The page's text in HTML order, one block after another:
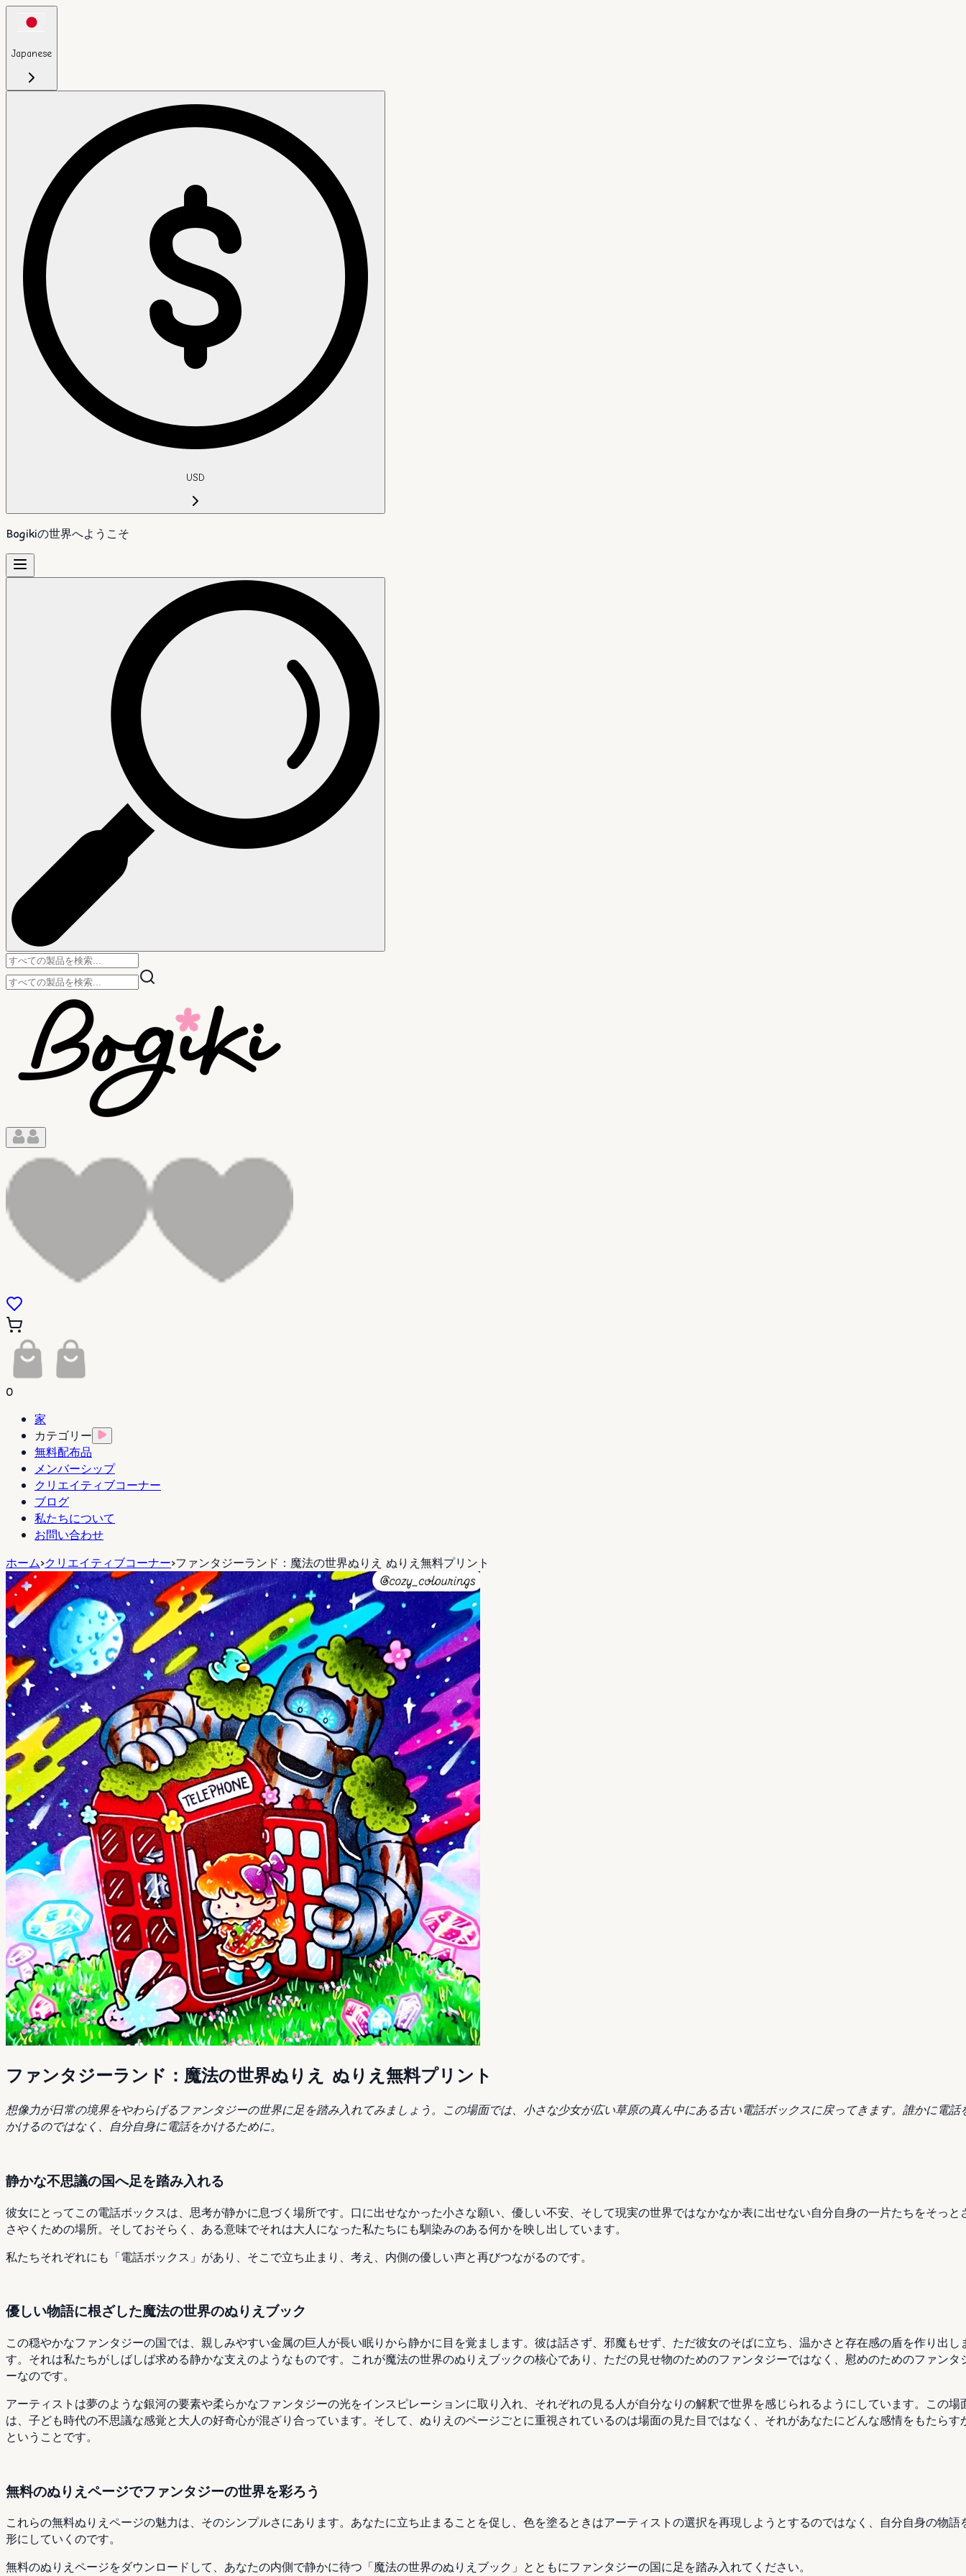
Japanese
USD
Bogikiの世界へようこそ
0
家
カテゴリー
無料配布品
メンバーシップ
クリエイティブコーナー
ブログ
私たちについて
お問い合わせ
ホーム>クリエイティブコーナー>ファンタジーランド：魔法の世界ぬりえ ぬりえ無料プリント
ファンタジーランド：魔法の世界ぬりえ ぬりえ無料プリント
想像力が日常の境界をやわらげるファンタジーの世界に足を踏み入れてみましょう。この場面では、小さな少女が広い草原の真ん中にある古い電話ボックスに戻ってきます。誰かに電話
かけるのではなく、自分自身に電話をかけるために。
静かな不思議の国へ足を踏み入れる
彼女にとってこの電話ボックスは、思考が静かに息づく場所です。口に出せなかった小さな願い、優しい不安、そして現実の世界ではなかなか表に出せない自分自身の一片たちをそっと
さやくための場所。そしておそらく、ある意味でそれは大人になった私たちにも馴染みのある何かを映し出しています。
私たちそれぞれにも「電話ボックス」があり、そこで立ち止まり、考え、内側の優しい声と再びつながるのです。
優しい物語に根ざした魔法の世界のぬりえブック
この穏やかなファンタジーの国では、親しみやすい金属の巨人が長い眠りから静かに目を覚まします。彼は話さず、邪魔もせず、ただ彼女のそばに立ち、温かさと存在感の盾を作り出し
す。それは私たちがしばしば求める静かな支えのようなものです。これが魔法の世界のぬりえブックの核心であり、ただの見せ物のためのファンタジーではなく、慰めのためのファンタ
ーなのです。
アーティストは夢のような銀河の要素や柔らかなファンタジーの光をインスピレーションに取り入れ、それぞれの見る人が自分なりの解釈で世界を感じられるようにしています。この場
は、子ども時代の不思議な感覚と大人の好奇心が混ざり合っています。そして、ぬりえのページごとに重視されているのは場面の見た目ではなく、それがあなたにどんな感情をもたらす
ということです。
無料のぬりえページでファンタジーの世界を彩ろう
これらの無料ぬりえページの魅力は、そのシンプルさにあります。あなたに立ち止まることを促し、色を塗るときはアーティストの選択を再現しようとするのではなく、自分自身の物語
形にしていくのです。
無料のぬりえページをダウンロードして、あなたの内側で静かに待つ「魔法の世界のぬりえブック」とともにファンタジーの国に足を踏み入れてください。